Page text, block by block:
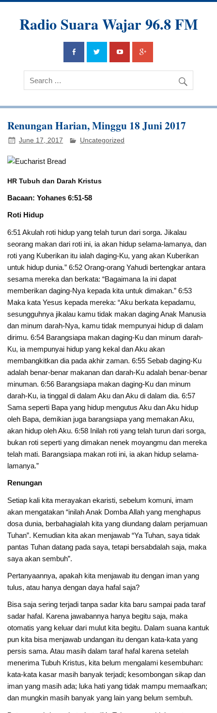
Radio Suara Wajar 96.8 FM
Renungan Harian, Minggu 18 Juni 2017
June 17, 2017 Uncategorized
HR Tubuh dan Darah Kristus
Bacaan: Yohanes 6:51-58
Roti Hidup
6:51 Akulah roti hidup yang telah turun dari sorga. Jikalau
seorang makan dari roti ini, ia akan hidup selama-lamanya, dan
roti yang Kuberikan itu ialah daging-Ku, yang akan Kuberikan
untuk hidup dunia.” 6:52 Orang-orang Yahudi bertengkar antara
sesama mereka dan berkata: “Bagaimana Ia ini dapat
memberikan daging-Nya kepada kita untuk dimakan.” 6:53
Maka kata Yesus kepada mereka: “Aku berkata kepadamu,
sesungguhnya jikalau kamu tidak makan daging Anak Manusia
dan minum darah-Nya, kamu tidak mempunyai hidup di dalam
dirimu. 6:54 Barangsiapa makan daging-Ku dan minum darah-
Ku, ia mempunyai hidup yang kekal dan Aku akan
membangkitkan dia pada akhir zaman. 6:55 Sebab daging-Ku
adalah benar-benar makanan dan darah-Ku adalah benar-benar
minuman. 6:56 Barangsiapa makan daging-Ku dan minum
darah-Ku, ia tinggal di dalam Aku dan Aku di dalam dia. 6:57
Sama seperti Bapa yang hidup mengutus Aku dan Aku hidup
oleh Bapa, demikian juga barangsiapa yang memakan Aku,
akan hidup oleh Aku. 6:58 Inilah roti yang telah turun dari sorga,
bukan roti seperti yang dimakan nenek moyangmu dan mereka
telah mati. Barangsiapa makan roti ini, ia akan hidup selama-
lamanya.”
Renungan
Setiap kali kita merayakan ekaristi, sebelum komuni, imam
akan mengatakan “inilah Anak Domba Allah yang menghapus
dosa dunia, berbahagialah kita yang diundang dalam perjamuan
Tuhan”. Kemudian kita akan menjawab “Ya Tuhan, saya tidak
pantas Tuhan datang pada saya, tetapi bersabdalah saja, maka
saya akan sembuh”.
Pertanyaannya, apakah kita menjawab itu dengan iman yang
tulus, atau hanya dengan daya hafal saja?
Bisa saja sering terjadi tanpa sadar kita baru sampai pada taraf
sadar hafal. Karena jawabannya hanya begitu saja, maka
otomatis yang keluar dari mulut kita begitu. Dalam suana kantuk
pun kita bisa menjawab undangan itu dengan kata-kata yang
persis sama. Atau masih dalam taraf hafal karena setelah
menerima Tubuh Kristus, kita belum mengalami kesembuhan:
kata-kata kasar masih banyak terjadi; kesombongan sikap dan
iman yang masih ada; luka hati yang tidak mampu memaafkan;
dan mungkin masih banyak yang lain yang belum sembuh.